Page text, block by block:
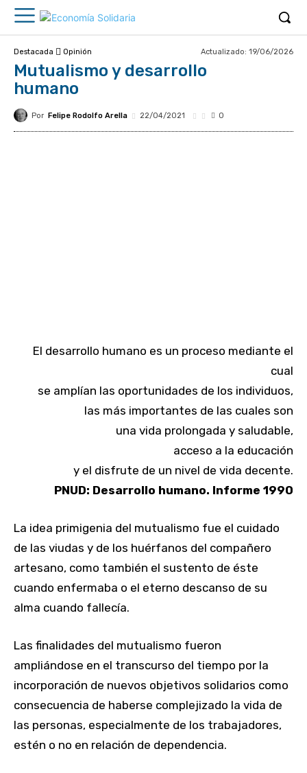
Destacada Opinión Actualizado: 19/06/2026
Mutualismo y desarrollo
humano
Por Felipe Rodolfo Arella 22/04/2021 0
El desarrollo humano es un proceso mediante el
cual
se amplían las oportunidades de los individuos,
las más importantes de las cuales son
una vida prolongada y saludable,
acceso a la educación
y el disfrute de un nivel de vida decente.
PNUD: Desarrollo humano. Informe 1990
La idea primigenia del mutualismo fue el cuidado
de las viudas y de los huérfanos del compañero
artesano, como también el sustento de éste
cuando enfermaba o el eterno descanso de su
alma cuando fallecía.
Las finalidades del mutualismo fueron
ampliándose en el transcurso del tiempo por la
incorporación de nuevos objetivos solidarios como
consecuencia de haberse complejizado la vida de
las personas, especialmente de los trabajadores,
estén o no en relación de dependencia.